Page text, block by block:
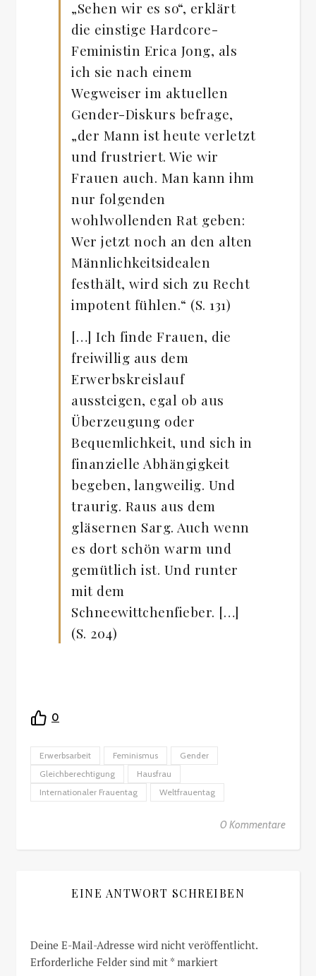
„Sehen wir es so“, erklärt
die einstige Hardcore-
Feministin Erica Jong, als
ich sie nach einem
Wegweiser im aktuellen
Gender-Diskurs befrage,
„der Mann ist heute verletzt
und frustriert. Wie wir
Frauen auch. Man kann ihm
nur folgenden
wohlwollenden Rat geben:
Wer jetzt noch an den alten
Männlichkeitsidealen
festhält, wird sich zu Recht
impotent fühlen.“ (S. 131)
[…] Ich finde Frauen, die
freiwillig aus dem
Erwerbskreislauf
aussteigen, egal ob aus
Überzeugung oder
Bequemlichkeit, und sich in
finanzielle Abhängigkeit
begeben, langweilig. Und
traurig. Raus aus dem
gläsernen Sarg. Auch wenn
es dort schön warm und
gemütlich ist. Und runter
mit dem
Schneewittchenfieber. […]
(S. 204)
0
Erwerbsarbeit Feminismus
Gender
Gleichberechtigung
Hausfrau
Internationaler Frauentag
Weltfrauentag
0 Kommentare
EINE ANTWORT SCHREIBEN
Deine E-Mail-Adresse wird nicht veröffentlicht.
Erforderliche Felder sind mit * markiert